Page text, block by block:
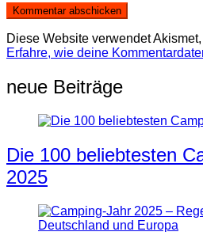
Diese Website verwendet
Erfahre, wie deine
neue Beiträge
Die 100 beliebtesten
2025